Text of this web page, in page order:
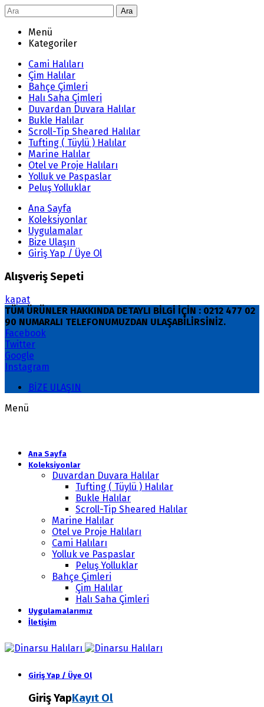
Ara
Menü
Kategoriler
Cami Halıları
Çim Halılar
Bahçe Çimleri
Halı Saha Çimleri
Duvardan Duvara Halılar
Bukle Halılar
Scroll-Tip Sheared Halılar
Tufting ( Tüylü ) Halılar
Marine Halılar
Otel ve Proje Halıları
Yolluk ve Paspaslar
Peluş Yolluklar
Ana Sayfa
Koleksiyonlar
Uygulamalar
Bize Ulaşın
Giriş Yap / Üye Ol
Alışveriş Sepeti
kapat
TÜM ÜRÜNLER HAKKINDA DETAYLI BİLGİ İÇİN : 0212 477 02
90 NUMARALI TELEFONUMUZDAN ULAŞABİLİRSİNİZ.
Facebook
Twitter
Google
Instagram
BİZE ULAŞIN
Menü
Ana Sayfa
Koleksiyonlar
Duvardan Duvara Halılar
Tufting ( Tüylü ) Halılar
Bukle Halılar
Scroll-Tip Sheared Halılar
Marine Halılar
Otel ve Proje Halıları
Cami Halıları
Yolluk ve Paspaslar
Peluş Yolluklar
Bahçe Çimleri
Çim Halılar
Halı Saha Çimleri
Uygulamalarımız
İletişim
Giriş Yap / Üye Ol
Giriş YapKayıt Ol